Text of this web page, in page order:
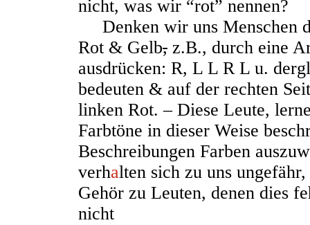
nicht, was wir “rot” nennen?
Denken wir uns Menschen
Rot & Gelb, z.B., durch eine
ausdrücken: R, L L R L u.
bedeuten & auf der rechten
linken Rot. – Diese Leute,
Farbtöne in dieser Weise
Beschreibungen Farben
verhalten sich zu uns
Gehör zu Leuten, denen dies
nicht